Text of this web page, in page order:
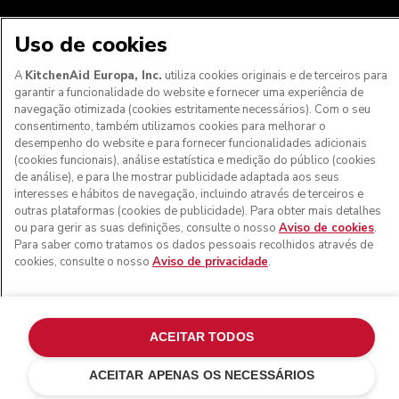
Aos clientes nos Açores, Madeira e outros territórios
portugueses: Por favor, contacte a nossa equipa de Apoio
ao Cliente para efetuar a sua encomenda, de forma a
podermos fornecer os custos de envio exatos e aplicar a
taxa de IVA correta
© KitchenAid 2026 - Todos os direitos reservados.
KitchenAid e o design da batedeira são marcas comerciais
nos EUA e noutros locais.
Resolução de litígios online
Uso de cookies
A KitchenAid Europa, Inc. utiliza cookies originais e de terceiros para
garantir a funcionalidade do website e fornecer uma experiência de
navegação otimizada (cookies estritamente necessários). Com o seu
consentimento, também utilizamos cookies para melhorar o
desempenho do website e para fornecer funcionalidades adicionais
(cookies funcionais), análise estatística e medição do público (cookies
de análise), e para lhe mostrar publicidade adaptada aos seus
interesses e hábitos de navegação, incluindo através de terceiros e
outras plataformas (cookies de publicidade). Para obter mais detalhes
ou para gerir as suas definições, consulte o nosso Aviso de cookies.
Para saber como tratamos os dados pessoais recolhidos através de
cookies, consulte o nosso Aviso de privacidade.
ACEITAR APENAS OS NECESSÁRIOS
ACEITAR TODOS